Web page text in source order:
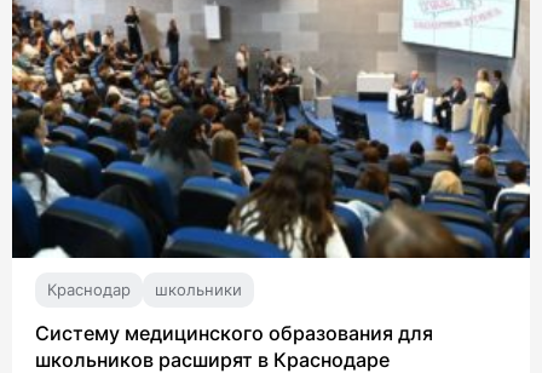
Краснодар школьники
Систему медицинского образования для
школьников расширят в Краснодаре